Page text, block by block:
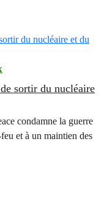
sortir du nucléaire
condamne la guerre
et à un maintien des